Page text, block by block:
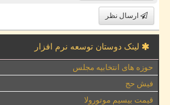
ارسال نظر
لینک دوستان توسعه نرم افزار
حوزه های انتخابیه مجلس
فیش حج
قیمت بیسیم موتورولا